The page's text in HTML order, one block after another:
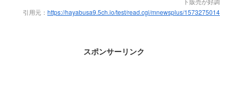
引用元： https://hayabusa9.5ch.io/test/read.cgi/mnewsplus/1573275014
スポンサーリンク